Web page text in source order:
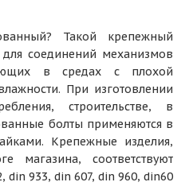
Такой крепежный
соединений механизмов
в средах с плохой
При изготовлении
строительстве, в
болты применяются в
Крепежные изделия,
магазина, соответствуют
din 933, din 607, din 960, din60